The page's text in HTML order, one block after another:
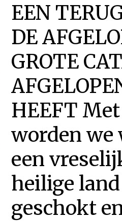
EEN
DE
GROTE
HEEFT
worden we
een
heilige
geschokt